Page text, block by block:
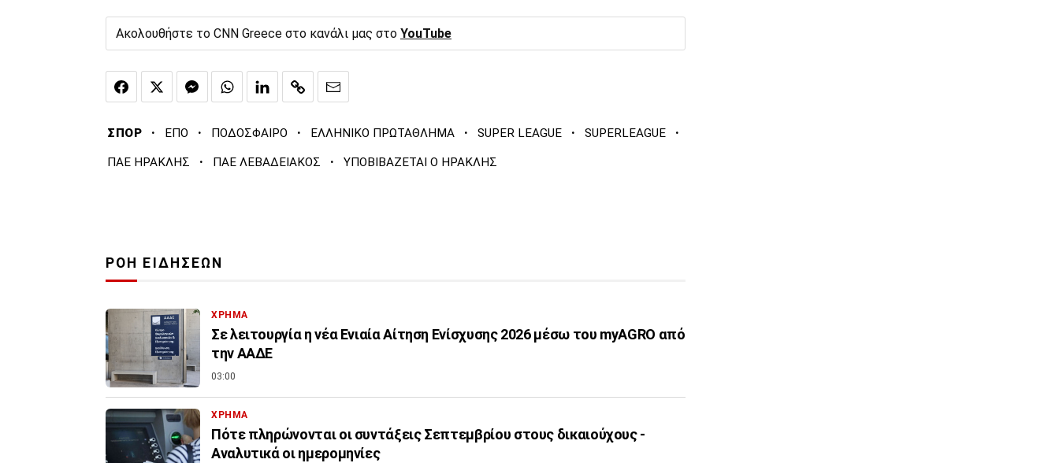
Ακολουθήστε το CNN Greece στο κανάλι μας στο YouTube
ΣΠΟΡ · ΕΠΟ · ΠΟΔΟΣΦΑΙΡΟ · ΕΛΛΗΝΙΚΟ ΠΡΩΤΑΘΛΗΜΑ · SUPER LEAGUE · SUPERLEAGUE ·
ΠΑΕ ΗΡΑΚΛΗΣ · ΠΑΕ ΛΕΒΑΔΕΙΑΚΟΣ · ΥΠΟΒΙΒΑΖΕΤΑΙ Ο ΗΡΑΚΛΗΣ
ΡΟΗ ΕΙΔΗΣΕΩΝ
ΧΡΗΜΑ
Σε λειτουργία η νέα Ενιαία Αίτηση Ενίσχυσης 2026 μέσω του myAGRO από
την ΑΑΔΕ
03:00
ΧΡΗΜΑ
Πότε πληρώνονται οι συντάξεις Σεπτεμβρίου στους δικαιούχους -
Αναλυτικά οι ημερομηνίες